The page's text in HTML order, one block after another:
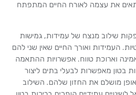
את עצמה לאורח החיים המתפתח
שילוב מנצח של עמידות, גמישות
העמידות ואורך החיים שאין שני להם
וארוכת טווח. אפשרויות ההתאמה
בטון מאפשרות לבעלי בתים ליצור
מושלם את החזון שלהם. השילוב